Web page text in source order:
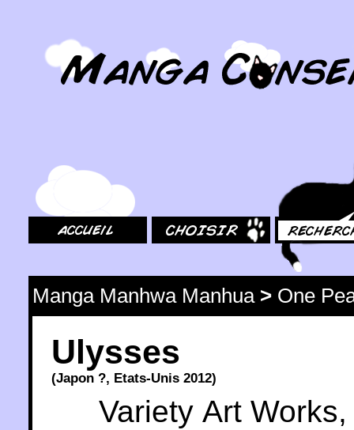
Manga Manhwa Manhua> One
Ulysses
(Japon ?, Etats-Unis 2012)
Variety Art Works,